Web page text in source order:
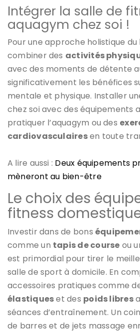
Intégrer la salle de
aquagym chez soi !
Pour une approche holistique
combiner des activités
avec des moments de détente
significativement les bénéfices
mentale et physique. Installer
chez soi avec des équipements
pratiquer l’aquagym ou des
cardiovasculairesen toute
A lire aussi : Deux équipements
mèneront au bien-être
Le choix des
fitness
Investir dans de bons
comme un tapis de course ou
est primordial pour tirer le
salle de sport à domicile. En
accessoires pratiques comme
élastiqueset des poids libres
séances d’entraînement. Un coin
de barres et de jets massage